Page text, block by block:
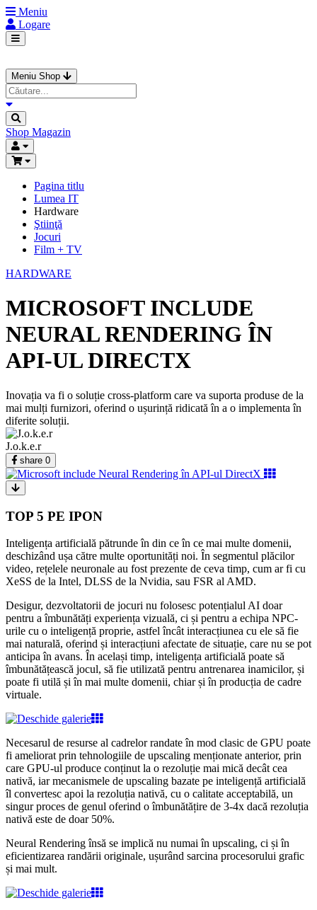
Meniu
Logare
Meniu Shop
Shop Magazin
Pagina titlu
Lumea IT
Hardware
Ştiinţă
Jocuri
Film + TV
HARDWARE
MICROSOFT INCLUDE
NEURAL RENDERING ÎN
API-UL DIRECTX
Inovația va fi o soluție cross-platform care va suporta produse de la
mai mulți furnizori, oferind o ușurință ridicată în a o implementa în
diferite soluții.
J.o.k.e.r
share 0
TOP 5 PE IPON
Inteligența artificială pătrunde în din ce în ce mai multe domenii,
deschizând ușa către multe oportunități noi. În segmentul plăcilor
video, rețelele neuronale au fost prezente de ceva timp, cum ar fi cu
XeSS de la Intel, DLSS de la Nvidia, sau FSR al AMD.
Desigur, dezvoltatorii de jocuri nu folosesc potențialul AI doar
pentru a îmbunătăți experiența vizuală, ci și pentru a echipa NPC-
urile cu o inteligență proprie, astfel încât interacțiunea cu ele să fie
mai naturală, oferind și interacțiuni afectate de situație, care nu se pot
anticipa în avans. În același timp, inteligența artificială poate să
îmbunătățească jocul, să fie utilizată pentru antrenarea inamicilor, și
poate fi utilă și în mai multe domenii, chiar și în producția de cadre
virtuale.
Necesarul de resurse al cadrelor randate în mod clasic de GPU poate
fi ameliorat prin tehnologiile de upscaling menționate anterior, prin
care GPU-ul produce conținut la o rezoluție mai mică decât cea
nativă, iar mecanismele de upscaling bazate pe inteligență artificială
îl convertesc apoi la rezoluția nativă, cu o calitate acceptabilă, un
singur proces de genul oferind o îmbunătățire de 3-4x dacă rezoluția
nativă este de doar 50%.
Neural Rendering însă se implică nu numai în upscaling, ci și în
eficientizarea randării originale, ușurând sarcina procesorului grafic
și mai mult.